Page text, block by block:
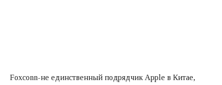
Foxconn-не единственный подрядчик Apple в Китае,